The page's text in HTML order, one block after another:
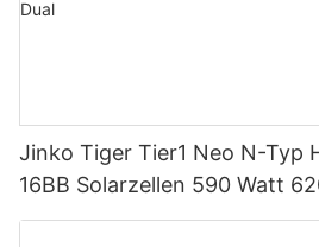
Jinko Tiger Tier1 Neo N-Typ
16BB Solarzellen 590 Watt
650 Watt Bifaziales Modul